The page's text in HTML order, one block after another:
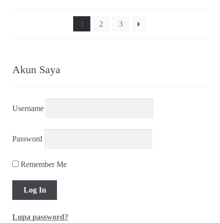
terbaru
1 2 3
Akun Saya
Username
Password
Remember Me
Lupa password?